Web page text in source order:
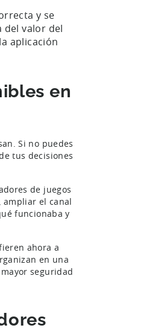
y se
del valor del
aplicación
en
Si no puedes
tus decisiones
de juegos
el canal
funcionaba y
ahora a
en una
seguridad